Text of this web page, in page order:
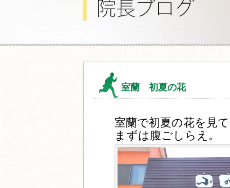
室蘭 初夏の花
室蘭で初夏の花を見
まずは腹ごしらえ。